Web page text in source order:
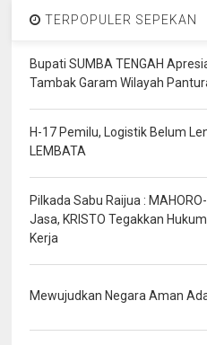
TERPOPULER SEPEKAN
Bupati SUMBA TENGAH
Tambak Garam Wilayah
H-17 Pemilu, Logistik Belum
LEMBATA
Pilkada Sabu Raijua :
Jasa, KRISTO Tegakkan
Kerja
Mewujudkan Negara Aman